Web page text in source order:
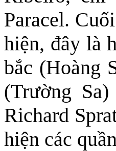
Paracel.
hiện, đây là
bắc (Hoàng
(Trường
Richard
hiện các